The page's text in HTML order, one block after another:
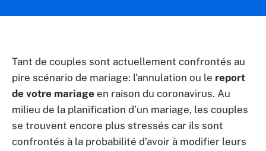
Tant de couples sont actuellement confrontés au
pire scénario de mariage: l’annulation ou le report
de votre mariage en raison du coronavirus. Au
milieu de la planification d’un mariage, les couples
se trouvent encore plus stressés car ils sont
confrontés à la probabilité d’avoir à modifier leurs